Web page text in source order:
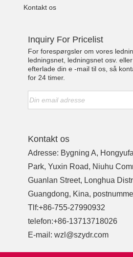
Kontakt os
Inquiry For Pricelist
For forespørgsler om vores
ledningsnet, ledningsnet osv.
efterlade din e -mail til os, så
for 24 timer.
Kontakt os
Adresse: Bygning A,
Park, Yuxin Road, Niuhu
Guanlan Street, Longhua
Guangdong, Kina,
Tlf:+86-755-27990932
telefon:+86-13713718026
E-mail:wzl@szydr.com